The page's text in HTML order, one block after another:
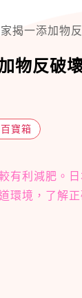
揭一添加物
物反破
寶箱
有利減肥。
環境，了解